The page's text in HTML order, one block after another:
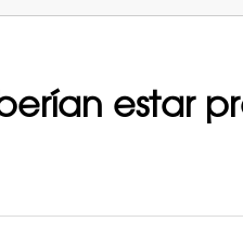
estar